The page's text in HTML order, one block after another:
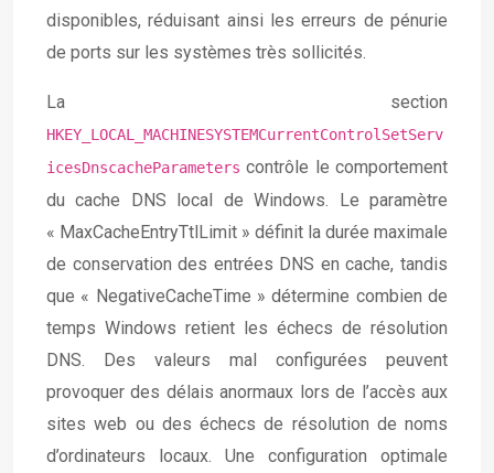
disponibles, réduisant ainsi les erreurs de pénurie
de ports sur les systèmes très sollicités.
La section
HKEY_LOCAL_MACHINESYSTEMCurrentControlSetServ
icesDnscacheParameters contrôle le comportement
du cache DNS local de Windows. Le paramètre
« MaxCacheEntryTtlLimit » définit la durée maximale
de conservation des entrées DNS en cache, tandis
que « NegativeCacheTime » détermine combien de
temps Windows retient les échecs de résolution
DNS. Des valeurs mal configurées peuvent
provoquer des délais anormaux lors de l’accès aux
sites web ou des échecs de résolution de noms
d’ordinateurs locaux. Une configuration optimale